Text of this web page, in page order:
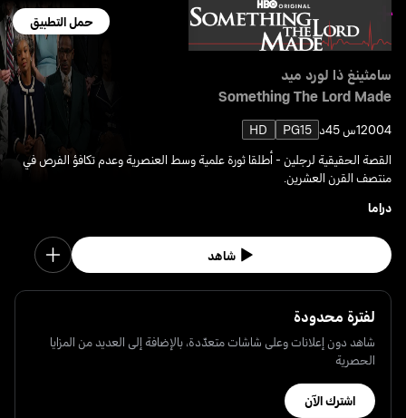
حمل التطبيق
سامثينغ ذا لورد ميد
Something The Lord Made
20041س 45د PG15
HD
القصة الحقيقية لرجلين - أطلقا ثورة علمية وسط العنصرية وعدم تكافؤ الفرص في
منتصف القرن العشرين.
دراما
شاهد
لفترة محدودة
شاهد دون إعلانات وعلى شاشات متعدّدة، بالإضافة إلى العديد من المزايا
الحصرية
اشترك الآن